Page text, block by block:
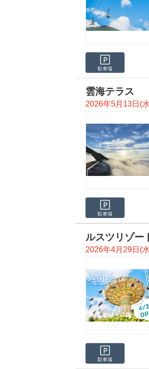
駐車場
雲海テラス
2026年5月13日(
駐車場
ルスツリゾー
2026年4月29日(
駐車場